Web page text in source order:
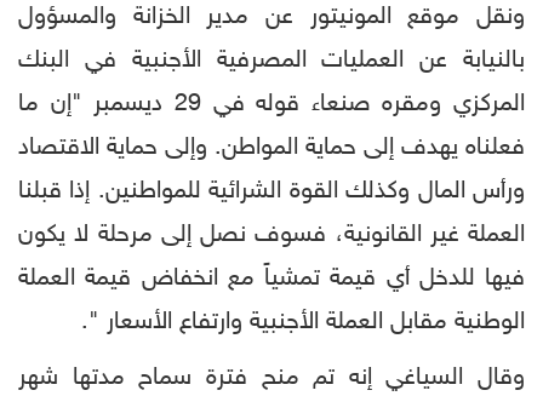
ونقل موقع المونيتور عن مدير الخزانة والمسؤول
بالنيابة عن العمليات المصرفية الأجنبية في البنك
المركزي ومقره صنعاء قوله في 29 ديسمبر "إن ما
فعلناه يهدف إلى حماية المواطن. وإلى حماية الاقتصاد
ورأس المال وكذلك القوة الشرائية للمواطنين. إذا قبلنا
العملة غير القانونية، فسوف نصل إلى مرحلة لا يكون
فيها للدخل أي قيمة تمشياً مع انخفاض قيمة العملة
الوطنية مقابل العملة الأجنبية وارتفاع الأسعار ".
وقال السياغي إنه تم منح فترة سماح مدتها شهر